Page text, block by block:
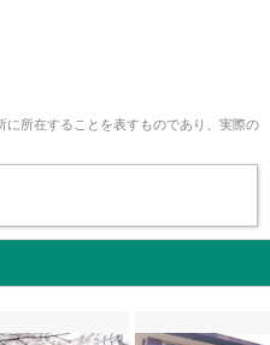
所在することを表すものであり、実際の